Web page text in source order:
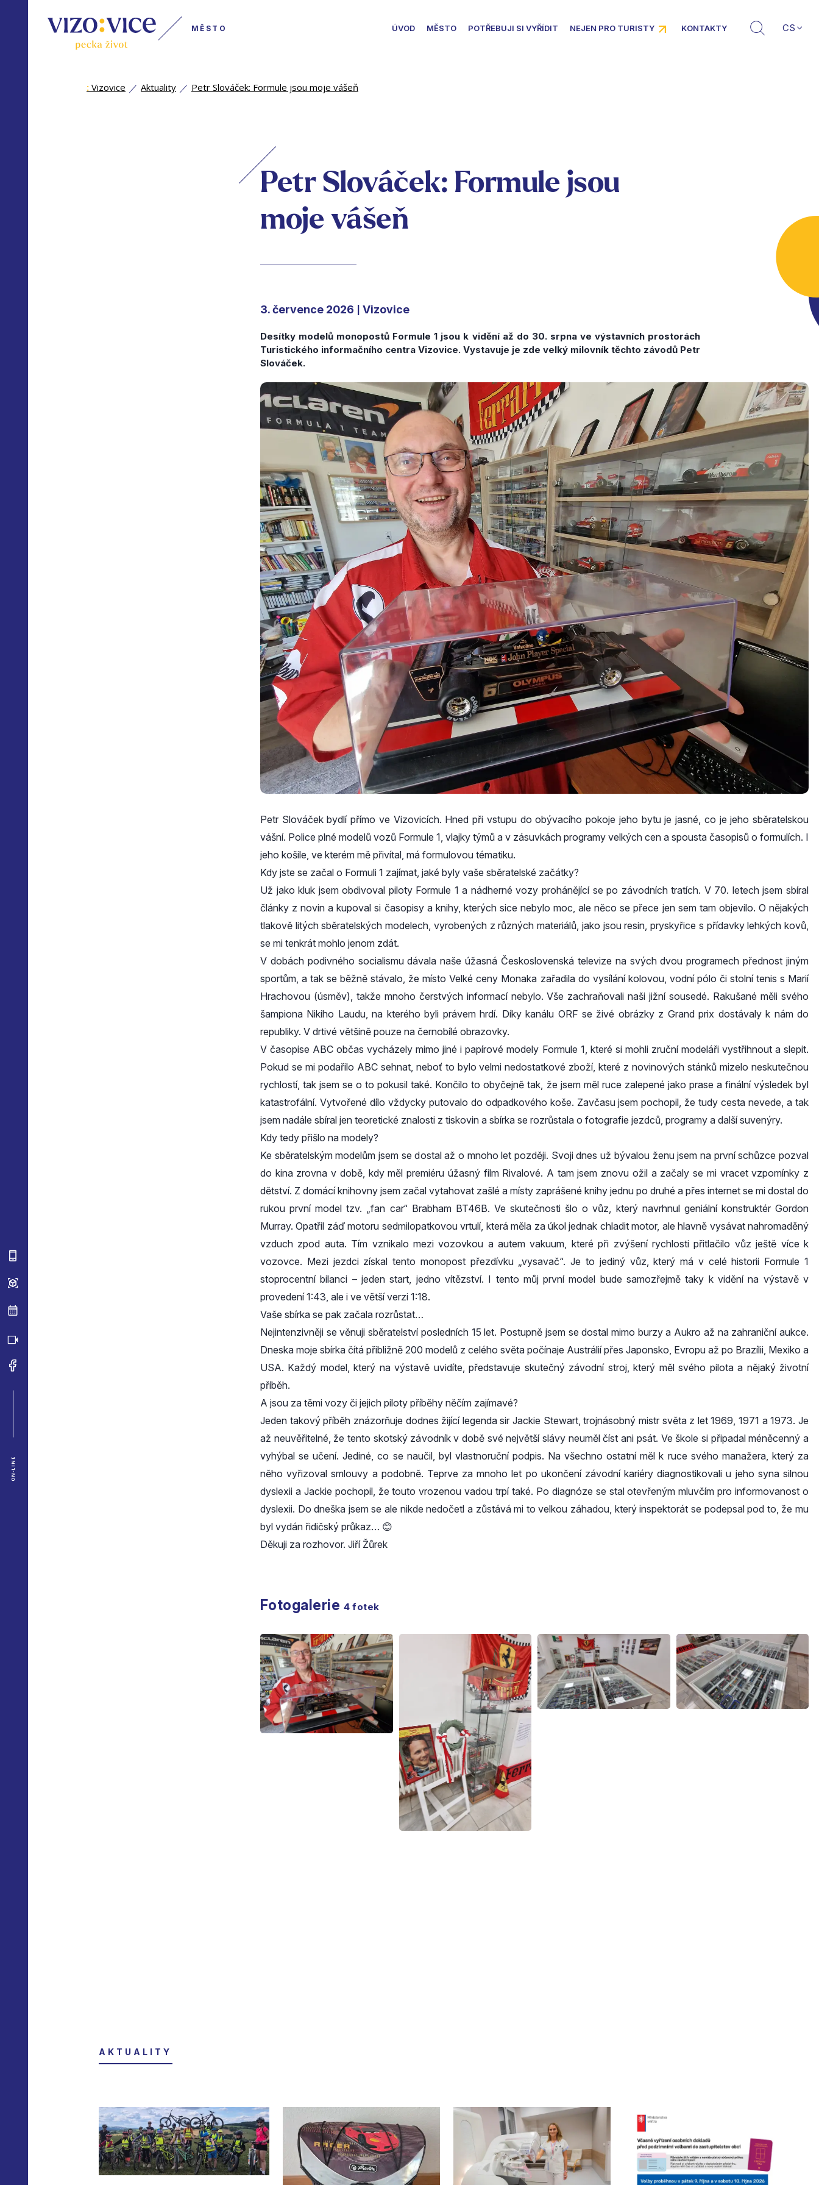
MĚSTO ÚVOD MĚSTO POTŘEBUJI SI VYŘÍDIT NEJEN PRO TURISTY KONTAKTY CS
ON-LINE
: Vizovice Aktuality Petr Slováček: Formule jsou moje vášeň
Petr Slováček: Formule jsou
moje vášeň
3. července 2026 Vizovice
Desítky modelů monopostů Formule 1 jsou k vidění až do 30. srpna ve výstavních prostorách
Turistického informačního centra Vizovice. Vystavuje je zde velký milovník těchto závodů Petr
Slováček.
Petr Slováček bydlí přímo ve Vizovicích. Hned při vstupu do obývacího pokoje jeho bytu je jasné, co je jeho sběratelskou
vášní. Police plné modelů vozů Formule 1, vlajky týmů a v zásuvkách programy velkých cen a spousta časopisů o formulích. I
jeho košile, ve kterém mě přivítal, má formulovou tématiku.
Kdy jste se začal o Formuli 1 zajímat, jaké byly vaše sběratelské začátky?
Už jako kluk jsem obdivoval piloty Formule 1 a nádherné vozy prohánějící se po závodních tratích. V 70. letech jsem sbíral
články z novin a kupoval si časopisy a knihy, kterých sice nebylo moc, ale něco se přece jen sem tam objevilo. O nějakých
tlakově litých sběratelských modelech, vyrobených z různých materiálů, jako jsou resin, pryskyřice s přídavky lehkých kovů,
se mi tenkrát mohlo jenom zdát.
V dobách podivného socialismu dávala naše úžasná Československá televize na svých dvou programech přednost jiným
sportům, a tak se běžně stávalo, že místo Velké ceny Monaka zařadila do vysílání kolovou, vodní pólo či stolní tenis s Marií
Hrachovou (úsměv), takže mnoho čerstvých informací nebylo. Vše zachraňovali naši jižní sousedé. Rakušané měli svého
šampiona Nikiho Laudu, na kterého byli právem hrdí. Díky kanálu ORF se živé obrázky z Grand prix dostávaly k nám do
republiky. V drtivé většině pouze na černobílé obrazovky.
V časopise ABC občas vycházely mimo jiné i papírové modely Formule 1, které si mohli zruční modeláři vystřihnout a slepit.
Pokud se mi podařilo ABC sehnat, neboť to bylo velmi nedostatkové zboží, které z novinových stánků mizelo neskutečnou
rychlostí, tak jsem se o to pokusil také. Končilo to obyčejně tak, že jsem měl ruce zalepené jako prase a finální výsledek byl
katastrofální. Vytvořené dílo vždycky putovalo do odpadkového koše. Zavčasu jsem pochopil, že tudy cesta nevede, a tak
jsem nadále sbíral jen teoretické znalosti z tiskovin a sbírka se rozrůstala o fotografie jezdců, programy a další suvenýry.
Kdy tedy přišlo na modely?
Ke sběratelským modelům jsem se dostal až o mnoho let později. Svoji dnes už bývalou ženu jsem na první schůzce pozval
do kina zrovna v době, kdy měl premiéru úžasný film Rivalové. A tam jsem znovu ožil a začaly se mi vracet vzpomínky z
dětství. Z domácí knihovny jsem začal vytahovat zašlé a místy zaprášené knihy jednu po druhé a přes internet se mi dostal do
rukou první model tzv. „fan car“ Brabham BT46B. Ve skutečnosti šlo o vůz, který navrhnul geniální konstruktér Gordon
Murray. Opatřil záď motoru sedmilopatkovou vrtulí, která měla za úkol jednak chladit motor, ale hlavně vysávat nahromaděný
vzduch zpod auta. Tím vznikalo mezi vozovkou a autem vakuum, které při zvýšení rychlosti přitlačilo vůz ještě více k
vozovce. Mezi jezdci získal tento monopost přezdívku „vysavač“. Je to jediný vůz, který má v celé historii Formule 1
stoprocentní bilanci – jeden start, jedno vítězství. I tento můj první model bude samozřejmě taky k vidění na výstavě v
provedení 1:43, ale i ve větší verzi 1:18.
Vaše sbírka se pak začala rozrůstat…
Nejintenzivněji se věnuji sběratelství posledních 15 let. Postupně jsem se dostal mimo burzy a Aukro až na zahraniční aukce.
Dneska moje sbírka čítá přibližně 200 modelů z celého světa počínaje Austrálií přes Japonsko, Evropu až po Brazílii, Mexiko a
USA. Každý model, který na výstavě uvidíte, představuje skutečný závodní stroj, který měl svého pilota a nějaký životní
příběh.
A jsou za těmi vozy či jejich piloty příběhy něčím zajímavé?
Jeden takový příběh znázorňuje dodnes žijící legenda sir Jackie Stewart, trojnásobný mistr světa z let 1969, 1971 a 1973. Je
až neuvěřitelné, že tento skotský závodník v době své největší slávy neuměl číst ani psát. Ve škole si připadal méněcenný a
vyhýbal se učení. Jediné, co se naučil, byl vlastnoruční podpis. Na všechno ostatní měl k ruce svého manažera, který za
něho vyřizoval smlouvy a podobně. Teprve za mnoho let po ukončení závodní kariéry diagnostikovali u jeho syna silnou
dyslexii a Jackie pochopil, že touto vrozenou vadou trpí také. Po diagnóze se stal otevřeným mluvčím pro informovanost o
dyslexii. Do dneška jsem se ale nikde nedočetl a zůstává mi to velkou záhadou, který inspektorát se podepsal pod to, že mu
byl vydán řidičský průkaz… 😊
Děkuji za rozhovor. Jiří Žůrek
Fotogalerie 4 fotek
AKTUALITY